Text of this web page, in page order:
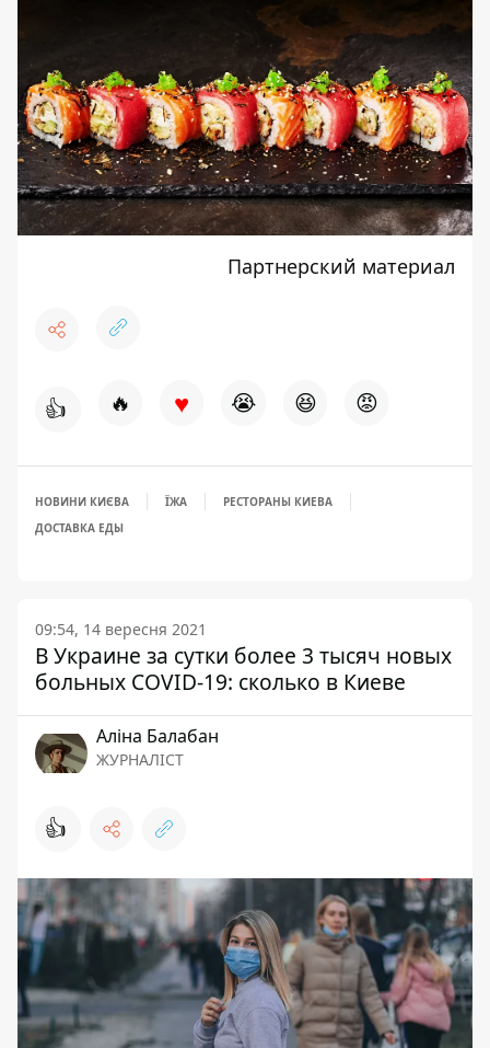
Партнерский материал
👍 🔥 ♥ 😭 😆 😡
НОВИНИ КИЄВА ЇЖА
РЕСТОРАНЫ КИЕВА
ДОСТАВКА ЕДЫ
09:54, 14 вересня 2021
В Украине за сутки более 3 тысяч новых
больных COVID-19: сколько в Киеве
Аліна Балабан
ЖУРНАЛІСТ
👍